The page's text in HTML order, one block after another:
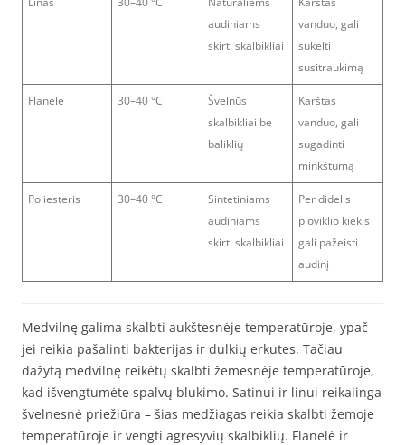
audiniams
skirti skalbikliai
vanduo, gali
sukelti
susitraukimą
Flanelė 30–40 °C
Švelnūs
skalbikliai be
baliklių
Karštas
vanduo, gali
sugadinti
minkštumą
Poliesteris 30–40 °C
Sintetiniams
audiniams
skirti skalbikliai
Per didelis
ploviklio kiekis
gali pažeisti
audinį
Medvilnę galima skalbti aukštesnėje temperatūroje, ypač
jei reikia pašalinti bakterijas ir dulkių erkutes. Tačiau
dažytą medvilnę reikėtų skalbti žemesnėje temperatūroje,
kad išvengtumėte spalvų blukimo. Satinui ir linui reikalinga
švelnesnė priežiūra – šias medžiagas reikia skalbti žemoje
temperatūroje ir vengti agresyvių skalbiklių. Flanelė ir